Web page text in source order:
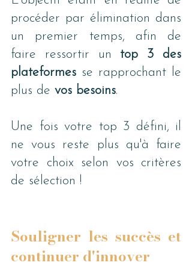
procéder par élimination dans
un premier temps, afin de
faire ressortir un top 3 des
plateformes se rapprochant le
plus de vos besoins.
Une fois votre top 3 défini, il
ne vous reste plus qu'à faire
votre choix selon vos critères
de sélection !
Souligner les succès et
continuer d'innover